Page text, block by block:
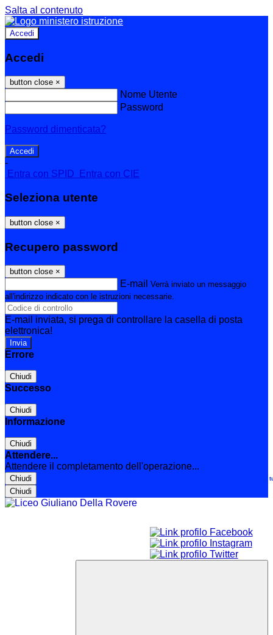
Salta al contenuto
Accedi
Accedi
button close ×
Nome Utente
Password
Password dimenticata?
-
Entra con SPID
Entra con CIE
Seleziona utente
button close ×
Recupero password
button close ×
E-mail Verrà inviato un messaggio
all'indirizzo indicato con le istruzioni necessarie.
E-mail inviata, si prega di controllare la casella di posta
elettronica!
Errore
Chiudi
Successo
Chiudi
Informazione
Chiudi
Attendere...
Attendere il completamento dell'operazione...
Chiudi
Chiudi
Le